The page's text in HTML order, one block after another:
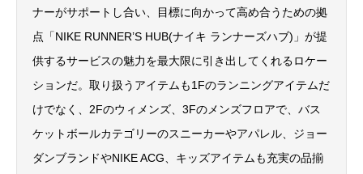
ナーがサポートし合い、目標に向かって高め合うための拠
点「NIKE RUNNER’S HUB(ナイキ ランナーズハブ)」が提
供するサービスの魅力を最大限に引き出してくれるロケー
ションだ。取り扱うアイテムも1Fのランニングアイテムだ
けでなく、2Fのウィメンズ、3Fのメンズフロアで、バス
ケットボールカテゴリーのスニーカーやアパレル、ジョー
ダンブランドやNIKE ACG、キッズアイテムも充実の品揃